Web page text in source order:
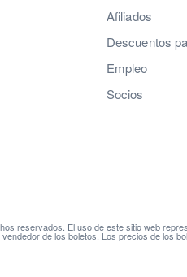
Afiliados
Descuentos
Empleo
Socios
reservados. El uso de este sitio web
de los boletos. Los precios de los